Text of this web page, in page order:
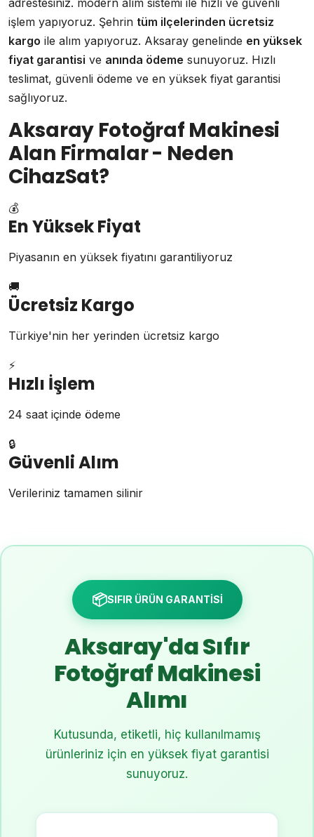
adrestesiniz. modern alım sistemi ile hızlı ve güvenli
işlem yapıyoruz. Şehrin tüm ilçelerinden ücretsiz
kargo ile alım yapıyoruz. Aksaray genelinde en yüksek
fiyat garantisi ve anında ödeme sunuyoruz. Hızlı
teslimat, güvenli ödeme ve en yüksek fiyat garantisi
sağlıyoruz.
Aksaray Fotoğraf Makinesi
Alan Firmalar - Neden
CihazSat?
💰
En Yüksek Fiyat
Piyasanın en yüksek fiyatını garantiliyoruz
🚚
Ücretsiz Kargo
Türkiye'nin her yerinden ücretsiz kargo
⚡
Hızlı İşlem
24 saat içinde ödeme
🔒
Güvenli Alım
Verileriniz tamamen silinir
📦SIFIR ÜRÜN GARANTİSİ
Aksaray'da Sıfır
Fotoğraf Makinesi
Alımı
Kutusunda, etiketli, hiç kullanılmamış
ürünleriniz için en yüksek fiyat garantisi
sunuyoruz.